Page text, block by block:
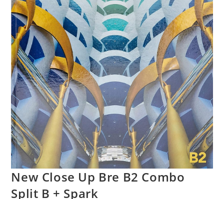
New Close Up Bre B2 Combo
Split B + Spark